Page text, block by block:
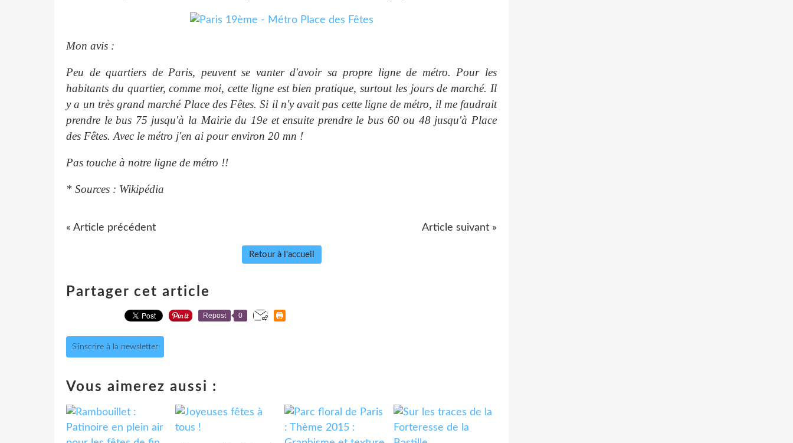
Mon avis :
Peu de quartiers de Paris, peuvent se vanter d'avoir sa propre ligne de métro. Pour les
habitants du quartier, comme moi, cette ligne est bien pratique, surtout les jours de marché. Il
y a un très grand marché Place des Fêtes. Si il n'y avait pas cette ligne de métro, il me faudrait
prendre le bus 75 jusqu'à la Mairie du 19e et ensuite prendre le bus 60 ou 48 jusqu'à Place
des Fêtes. Avec le métro j'en ai pour environ 20 mn !
Pas touche à notre ligne de métro !!
* Sources : Wikipédia
« Article précédent Article suivant »
Retour à l'accueil
Partager cet article
Repost 0
S'inscrire à la newsletter
Vous aimerez aussi :